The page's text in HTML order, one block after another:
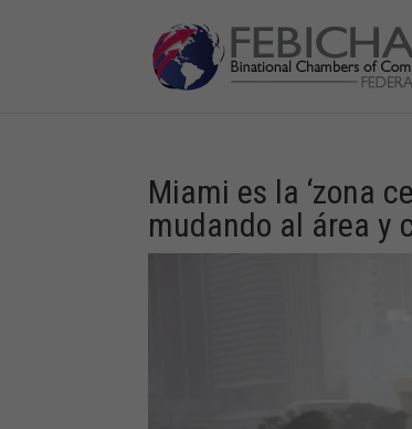
Miami es la ‘zona
mudando al área y